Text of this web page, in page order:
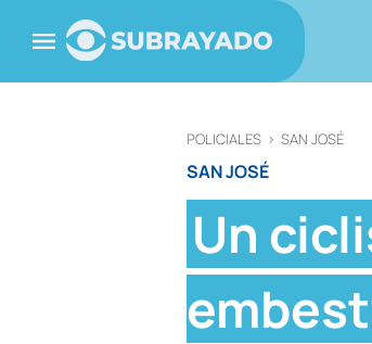
POLICIALES > SAN JOSÉ
SAN JOSÉ
Un